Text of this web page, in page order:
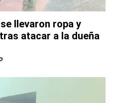
llevaron ropa y
atacar a la dueña